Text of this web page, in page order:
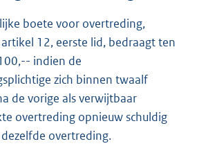
boete voor overtreding,
12, eerste lid, bedraagt ten
indien de
zich binnen twaalf
de vorige als verwijtbaar
overtreding opnieuw schuldig
overtreding.